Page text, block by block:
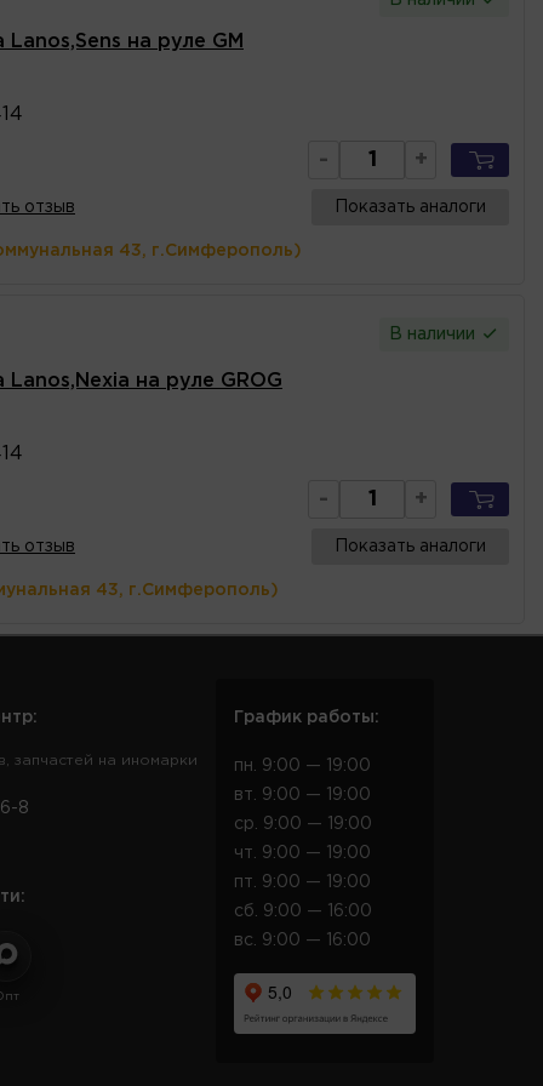
Lanos,Sens на руле GM
- +
отзыв Показать аналоги
43, г.Симферополь)
В наличии
Lanos,Nexia на руле GROG
- +
отзыв Показать аналоги
43, г.Симферополь)
запчастей на иномарки
8
График работы:
пн. 9:00 — 19:00
вт. 9:00 — 19:00
ср. 9:00 — 19:00
чт. 9:00 — 19:00
пт. 9:00 — 19:00
сб. 9:00 — 16:00
вс. 9:00 — 16:00